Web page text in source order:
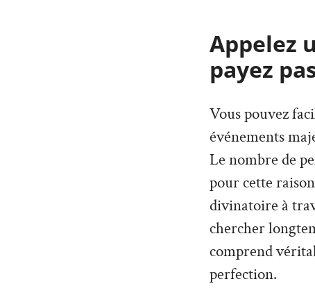
Appelez
payez
Vous pouvez
événements
Le nombre de
pour cette
divinatoire à
chercher
comprend
perfection.